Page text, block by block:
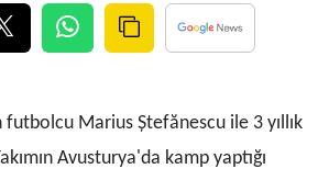
Çankırı
Denizli
futbolcu Marius Ștefănescu ile 3 yıllık
Avusturya'da kamp yaptığı